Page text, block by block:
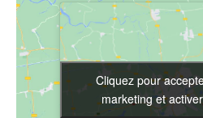
Cliquez pour
marketing et
Cliquez pour
marketing et